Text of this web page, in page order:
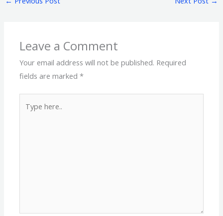
Leave a Comment
Your email address will not be published. Required
fields are marked*
here..